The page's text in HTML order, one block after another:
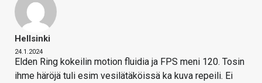
Hellsinki
24.1.2024
Elden Ring kokeilin motion fluidia ja FPS meni 120. Tosin
ihme häröjä tuli esim vesilätäköissä ka kuva repeili. Ei